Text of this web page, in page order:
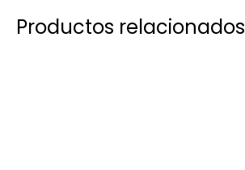
Productos relacionados